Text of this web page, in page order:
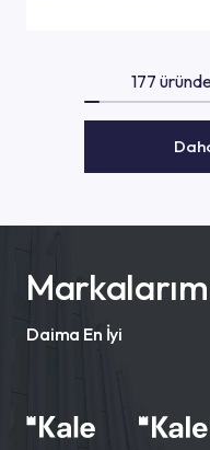
177
Daima En İyi